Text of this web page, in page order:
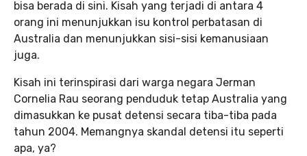
bisa berada di sini. Kisah yang terjadi di antara 4
orang ini menunjukkan isu kontrol perbatasan di
Australia dan menunjukkan sisi-sisi kemanusiaan
juga.
Kisah ini terinspirasi dari warga negara Jerman
Cornelia Rau seorang penduduk tetap Australia yang
dimasukkan ke pusat detensi secara tiba-tiba pada
tahun 2004. Memangnya skandal detensi itu seperti
apa, ya?